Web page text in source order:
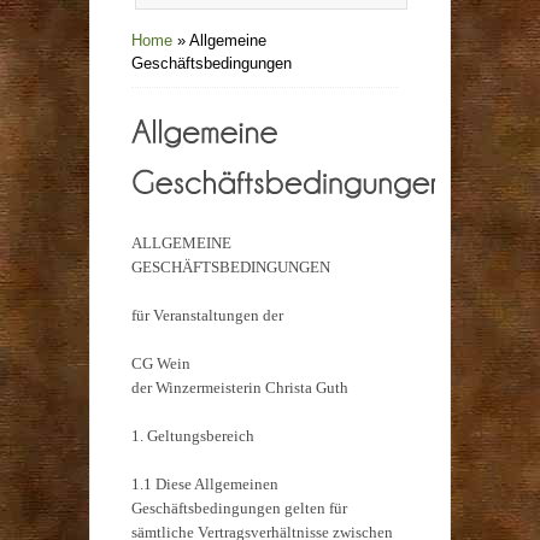
Home » Allgemeine
Geschäftsbedingungen
ALLGEMEINE
GESCHÄFTSBEDINGUNGEN
für Veranstaltungen der
CG Wein
der Winzermeisterin Christa Guth
1. Geltungsbereich
1.1 Diese Allgemeinen
Geschäftsbedingungen gelten für
sämtliche Vertragsverhältnisse zwischen